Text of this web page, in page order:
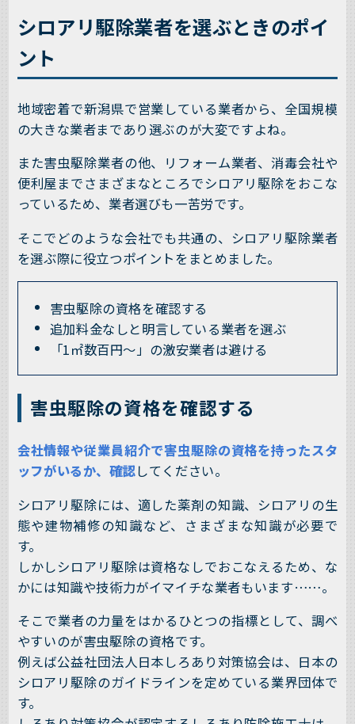
シロアリ駆除業者を選ぶときのポイ
ント
地域密着で新潟県で営業している業者から、全国規模
の大きな業者まであり選ぶのが大変ですよね。
また害虫駆除業者の他、リフォーム業者、消毒会社や
便利屋までさまざまなところでシロアリ駆除をおこな
っているため、業者選びも一苦労です。
そこでどのような会社でも共通の、シロアリ駆除業者
を選ぶ際に役立つポイントをまとめました。
害虫駆除の資格を確認する
追加料金なしと明言している業者を選ぶ
「1㎡数百円～」の激安業者は避ける
害虫駆除の資格を確認する
会社情報や従業員紹介で害虫駆除の資格を持ったスタ
ッフがいるか、確認してください。
シロアリ駆除には、適した薬剤の知識、シロアリの生
態や建物補修の知識など、さまざまな知識が必要で
す。
しかしシロアリ駆除は資格なしでおこなえるため、な
かには知識や技術力がイマイチな業者もいます……。
そこで業者の力量をはかるひとつの指標として、調べ
やすいのが害虫駆除の資格です。
例えば公益社団法人日本しろあり対策協会は、日本の
シロアリ駆除のガイドラインを定めている業界団体で
す。